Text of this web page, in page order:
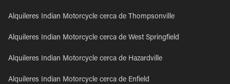
Alquileres Indian Motorcycle cerca de Thompsonville
Alquileres Indian Motorcycle cerca de West Springfield
Alquileres Indian Motorcycle cerca de Hazardville
Alquileres Indian Motorcycle cerca de Enfield